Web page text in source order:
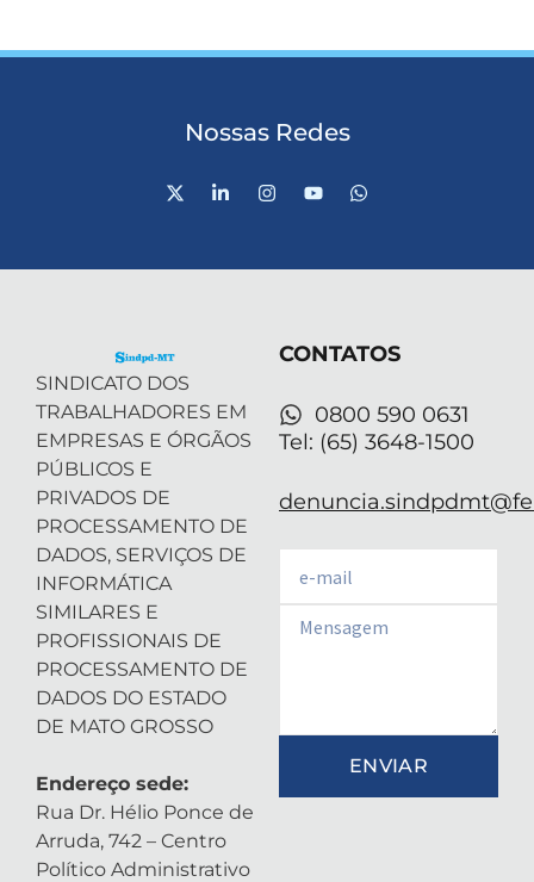
Nossas Redes
X
-
L
i
I
n
Y
o
W
h
SINDICATO DOS
TRABALHADORES EM
EMPRESAS E ÓRGÃOS
PÚBLICOS E
PRIVADOS DE
PROCESSAMENTO DE
DADOS, SERVIÇOS DE
INFORMÁTICA
SIMILARES E
PROFISSIONAIS DE
PROCESSAMENTO DE
DADOS DO ESTADO
DE MATO GROSSO
Endereço sede:
Rua Dr. Hélio Ponce de
Arruda, 742 – Centro
Político Administrativo
CONTATOS
0800 590 0631
Tel: (65) 3648-1500
Email
ENVIAR